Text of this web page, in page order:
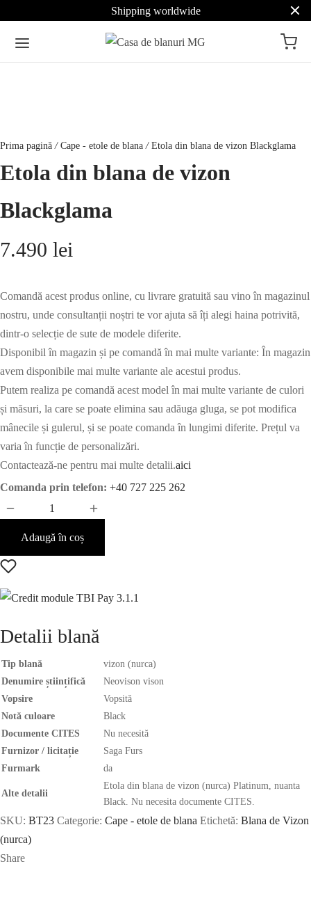
Shipping worldwide
Prima pagină / Cape - etole de blana /Etola din blana de vizon Blackglama
Etola din blana de vizon
Blackglama
7.490 lei
Comandă acest produs online, cu livrare gratuită sau vino în magazinul
nostru, unde consultanții noștri te vor ajuta să îți alegi haina potrivită,
dintr-o selecție de sute de modele diferite.
Disponibil în magazin și pe comandă în mai multe variante: În magazin
avem disponibile mai multe variante ale acestui produs.
Putem realiza pe comandă acest model în mai multe variante de culori
și măsuri, la care se poate elimina sau adăuga gluga, se pot modifica
mânecile și gulerul, și se poate comanda în lungimi diferite. Prețul va
varia în funcție de personalizări.
Contactează-ne pentru mai multe detalii.aici
Comanda prin telefon: +40 727 225 262
Adaugă în coș
Detalii blană
Tip blană
vizon (nurca)
Denumire științifică
Neovison vison
Vopsire
Vopsită
Notă culoare
Black
Documente CITES
Nu necesită
Furnizor / licitație
Saga Furs
Furmark
da
Alte detalii
Etola din blana de vizon (nurca) Platinum, nuanta
Black. Nu necesita documente CITES.
SKU: BT23 Categorie: Cape - etole de blana Etichetă: Blana de Vizon
(nurca)
Share